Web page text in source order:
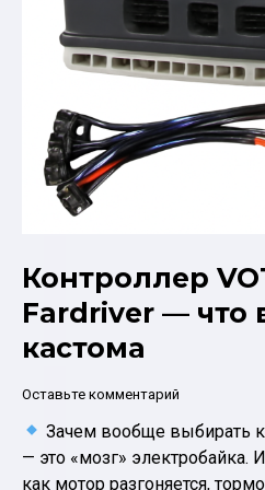
Контроллер
Fardriver — что
кастома
Оставьте комментарий
Зачем вообще выбирать
— это «мозг» электробайка.
как мотор разгоняется,